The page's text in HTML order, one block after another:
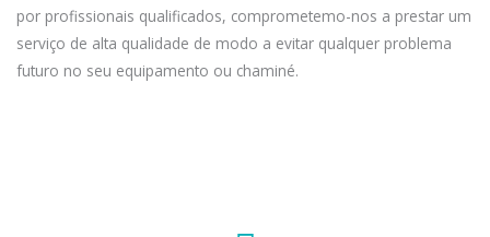
por profissionais qualificados, comprometemo-nos a prestar um
serviço de alta qualidade de modo a evitar qualquer problema
futuro no seu equipamento ou chaminé.